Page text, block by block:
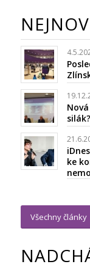
silák?
ke
Všechny články